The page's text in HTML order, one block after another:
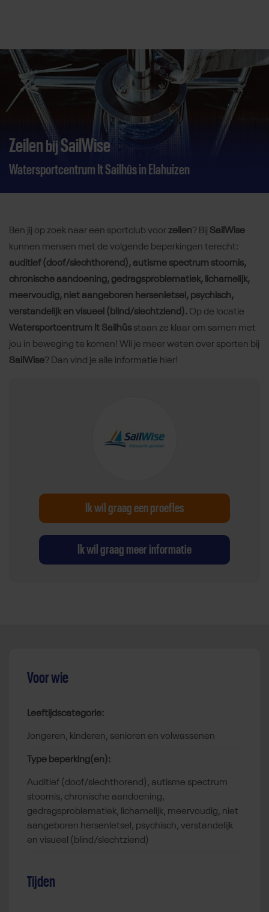
Direct door naar content
Zeilen bij SailWise
Watersportcentrum It Sailhûs in Elahuizen
Ben jij op zoek naar een sportclub voorzeilen? Bij SailWise
kunnen mensen met de volgende beperkingen terecht:
auditief (doof/slechthorend), autisme spectrum stoornis,
chronische aandoening, gedragsproblematiek, lichamelijk,
meervoudig, niet aangeboren hersenletsel, psychisch,
verstandelijk en visueel (blind/slechtziend). Op de locatie
Watersportcentrum It Sailhûs staan ze klaar om samen met
jou in beweging te komen! Wil je meer weten over sporten bij
SailWise? Dan vind je alle informatie hier!
Ik wil graag een proefles
Ik wil graag meer informatie
Voor wie
Leeftijdscategorie:
jongeren, kinderen, senioren en volwassenen
Type beperking(en):
auditief (doof/slechthorend), autisme spectrum
stoornis, chronische aandoening,
gedragsproblematiek, lichamelijk, meervoudig, niet
aangeboren hersenletsel, psychisch, verstandelijk
en visueel (blind/slechtziend)
Tijden